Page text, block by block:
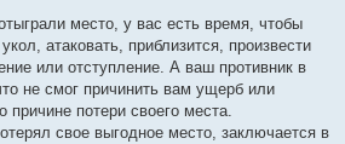
место, у вас есть время, чтобы
атаковать, приблизится, произвести
или отступление. А ваш противник в
не смог причинить вам ущерб или
потери своего места.
свое выгодное место, заключается в